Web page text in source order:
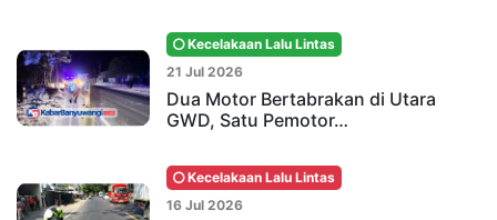
Kecelakaan Lalu Lintas
21 Jul 2026
Dua Motor Bertabrakan di Utara
GWD, Satu Pemotor…
Kecelakaan Lalu Lintas
16 Jul 2026